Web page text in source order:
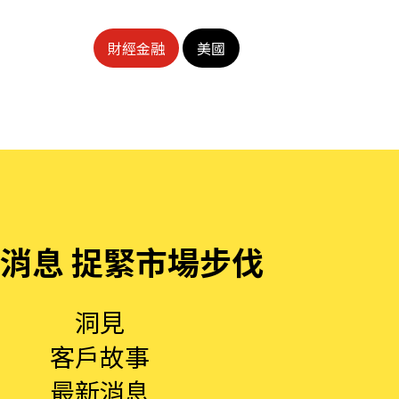
財經金融 美國
息 捉緊市場步伐
洞見
客戶故事
最新消息